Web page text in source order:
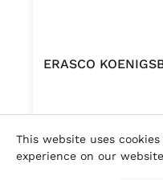
ERASCO
This website uses
experience on our